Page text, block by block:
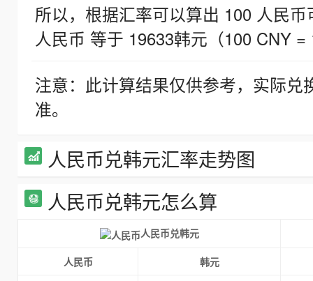
所以，根据汇率可以算出 100 人民
人民币 等于 19633韩元（100 CNY =
注意：此计算结果仅供参考，实际
准。
人民币兑韩元汇率走势图
人民币兑韩元怎么算
人民币兑韩元
人民币
韩元